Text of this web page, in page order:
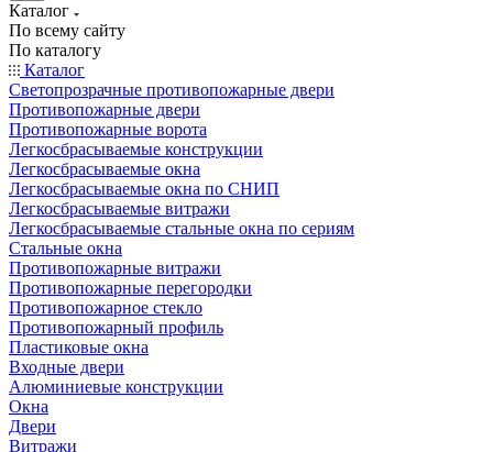
Каталог
По всему сайту
По каталогу
Каталог
Светопрозрачные противопожарные двери
Противопожарные двери
Противопожарные ворота
Легкосбрасываемые конструкции
Легкосбрасываемые окна
Легкосбрасываемые окна по СНИП
Легкосбрасываемые витражи
Легкосбрасываемые стальные окна по сериям
Стальные окна
Противопожарные витражи
Противопожарные перегородки
Противопожарное стекло
Противопожарный профиль
Пластиковые окна
Входные двери
Алюминиевые конструкции
Окна
Двери
Витражи